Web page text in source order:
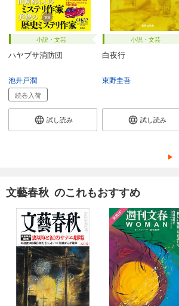
小説・文芸
ハヤブサ消防団
池井戸潤
続巻入荷
試し読み
小説・文芸
白夜行
東野圭吾
試し読み
文藝春秋 のこれもおすすめ